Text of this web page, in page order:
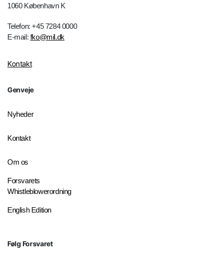
1060 København K
Telefon: +45 7284 0000
E-mail: fko@mil.dk
Kontakt
Genveje
Nyheder
Kontakt
Om os
Forsvarets
Whistleblowerordning
English Edition
Følg Forsvaret